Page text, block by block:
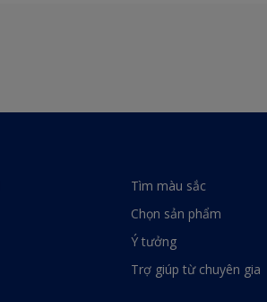
Tìm màu sắc
Chọn sản phẩm
Ý tưởng
Trợ giúp từ chuyên gia